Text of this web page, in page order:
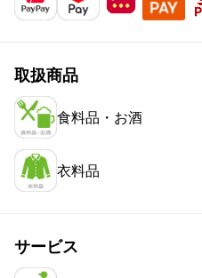
取扱商品
食料品・お酒
衣料品
サービス